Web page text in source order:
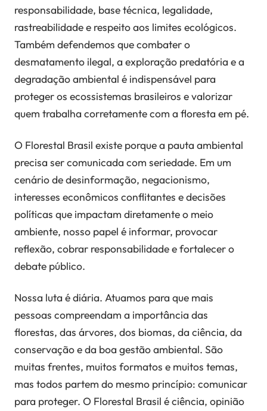
responsabilidade, base técnica, legalidade,
rastreabilidade e respeito aos limites ecológicos.
Também defendemos que combater o
desmatamento ilegal, a exploração predatória e a
degradação ambiental é indispensável para
proteger os ecossistemas brasileiros e valorizar
quem trabalha corretamente com a floresta em pé.
O Florestal Brasil existe porque a pauta ambiental
precisa ser comunicada com seriedade. Em um
cenário de desinformação, negacionismo,
interesses econômicos conflitantes e decisões
políticas que impactam diretamente o meio
ambiente, nosso papel é informar, provocar
reflexão, cobrar responsabilidade e fortalecer o
debate público.
Nossa luta é diária. Atuamos para que mais
pessoas compreendam a importância das
florestas, das árvores, dos biomas, da ciência, da
conservação e da boa gestão ambiental. São
muitas frentes, muitos formatos e muitos temas,
mas todos partem do mesmo princípio: comunicar
para proteger. O Florestal Brasil é ciência, opinião